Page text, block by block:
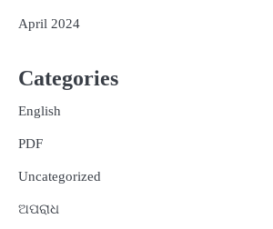
April 2024
Categories
English
PDF
Uncategorized
ଅପରାଧ